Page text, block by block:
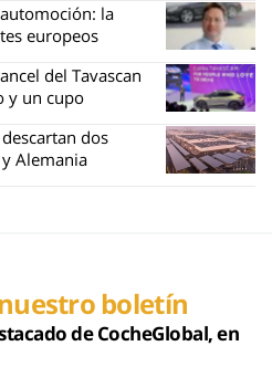
la
europeos
del Tavascan
y un cupo
dos
Alemania
boletín
de CocheGlobal, en